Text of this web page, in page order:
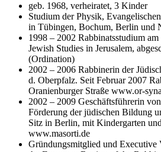
geb. 1968, verheiratet, 3 Kinder
Studium der Physik,
in Tübingen, Bochum, Berlin und
1998 – 2002 Rabbinatsstudium
Jewish Studies in Jerusalem,
(Ordination)
2002 – 2006 Rabbinerin der
d. Oberpfalz. Seit Februar 2007
Oranienburger Straße www.or-
2002 – 2009 Geschäftsführerin
Förderung der jüdischen Bildung
Sitz in Berlin, mit Kindergarten
www.masorti.de
Gründungsmitglied und Executive